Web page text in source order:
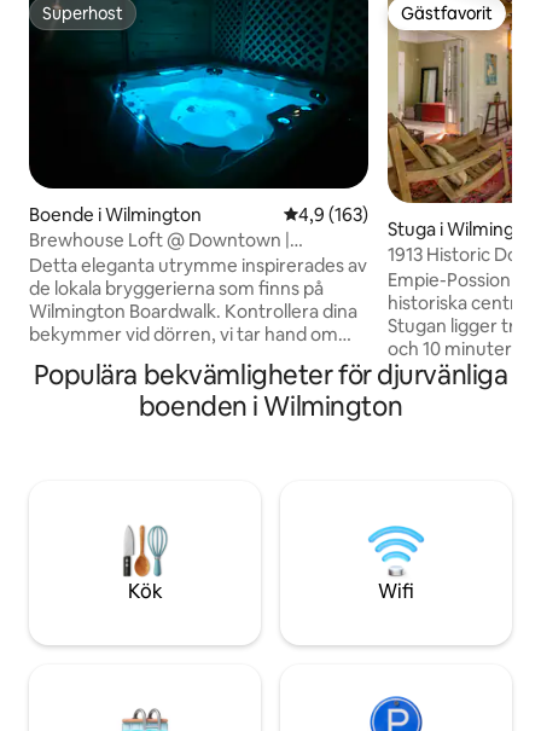
Superhost
Superhost
Boende i Wilmington 4,9 av 5 i genomsnittligt
4,9 (163)
Brewhouse Loft @ Downtown |
Bubbelpool | Eldstad
Detta eleganta utrymme inspirerades av
de lokala bryggerierna som finns på
Wilmington Boardwalk. Kontrollera dina
bekymmer vid dörren, vi tar hand om
FÖR GÄSTER!)Detta boende är fullt
utrustat för dina äventyr i centrum med
sängarna du någonsin kommer att hitta,
allt inom denna unikt designade
Gästfavorit
Gästfavorit
Stuga i
District
1913 Historic
Cottage
Empie-Possion
historiska
Stugan ligger tre
och 10 minuters
centrum. Empie-Possion stugan
byggdes 1913
restaurerad. Ta en drink på den
boendena du kan
känner att det är
ögonblick som du
dörren.
Populära bekvämligheter för djurvänliga
boenden i Wilmington
Kök Wifi